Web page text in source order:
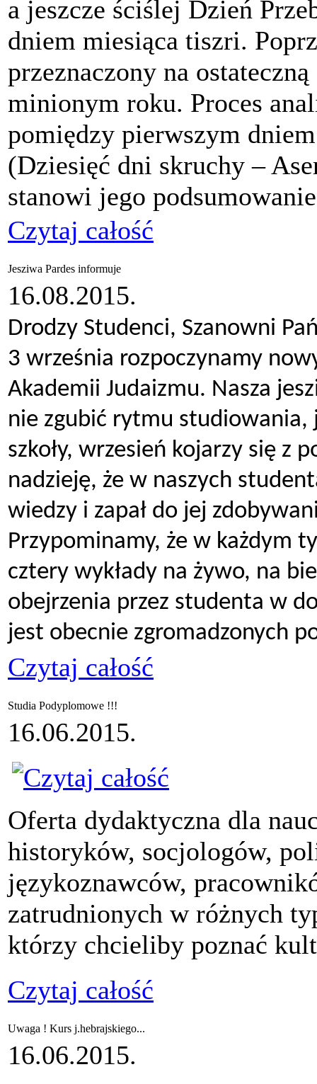
a jeszcze ściślej Dzień
dniem miesiąca tiszri.
przeznaczony na
minionym roku. Proces
pomiędzy pierwszym
(Dziesięć dni skruchy –
stanowi jego
Czytaj całość
Jesziwa Pardes informuje
16.08.2015.
Drodzy Studenci, Szanowni
3 września rozpoczynamy
Akademii Judaizmu. Nasza
nie zgubić rytmu studiowania,
szkoły, wrzesień kojarzy się z
nadzieję, że w naszych
wiedzy i zapał do jej
Przypominamy, że w każdym
cztery wykłady na żywo, na
obejrzenia przez studenta w
jest obecnie zgromadzonych
Czytaj całość
Studia Podyplomowe !!!
16.06.2015.
Oferta dydaktyczna dla
historyków, socjologów,
językoznawców,
zatrudnionych w różnych
którzy chcieliby poznać
Czytaj całość
Uwaga ! Kurs j.hebrajskiego...
16.06.2015.